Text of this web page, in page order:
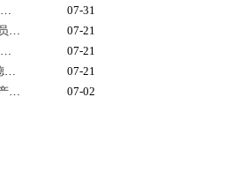
校地携手赋能就业 求职能力实训进校园暨校地服务签约仪式在我校顺利举行
07-31
实干争先显担当！我校多名党员、基层党组织获市级表彰！
07-21
报考代码E857！德州工程职业学院志愿填报指南
07-21
@全体考生——给你N个选择德州工程职业学院的理由
07-21
德州工程职业学院庆祝中国共产党成立105周年MV《旗帜》上线！用歌声唱响百年信仰！
07-02